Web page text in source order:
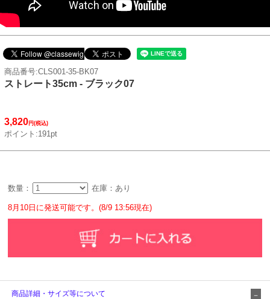
商品番号:CLS001-35-BK07
ストレート35cm - ブラック07
3,820円(税込)
ポイント:191pt
数量： 在庫：あり
8月10日に発送可能です。(8/9 13:56現在)
商品詳細・サイズ等について